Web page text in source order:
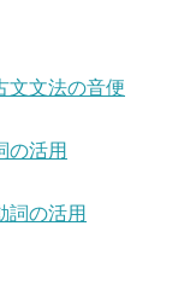
文文法の音便
の活用
詞の活用